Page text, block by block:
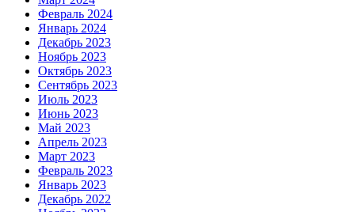
Февраль 2024
Январь 2024
Декабрь 2023
Ноябрь 2023
Октябрь 2023
Сентябрь 2023
Июль 2023
Июнь 2023
Май 2023
Апрель 2023
Март 2023
Февраль 2023
Январь 2023
Декабрь 2022